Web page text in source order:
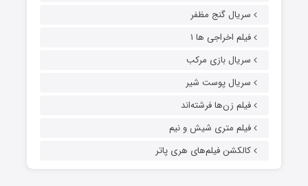
سریال گنج مظفر
فیلم اخراجی ها ۱
سریال بازی مرکب
سریال پوست شیر
فیلم زن‌ها فرشته‌اند
فیلم متری شیش و نیم
کالکشن فیلم‌های هری پاتر